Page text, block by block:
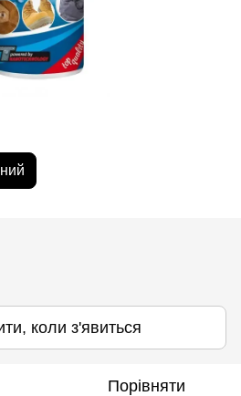
коли з'явиться
Порівняти